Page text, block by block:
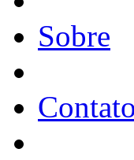
Sobre
Contato